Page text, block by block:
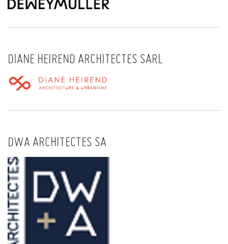
DIANE HEIREND ARCHITECTES SARL
DWA ARCHITECTES SA